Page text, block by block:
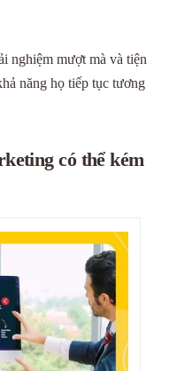
nghiệm mượt mà và tiện
năng họ tiếp tục tương
có thể kém